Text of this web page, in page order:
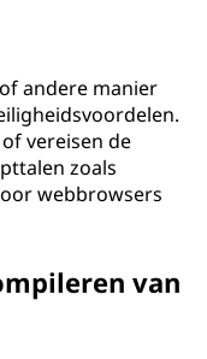
andere manier
vereisen de
zoals
webbrowsers
van